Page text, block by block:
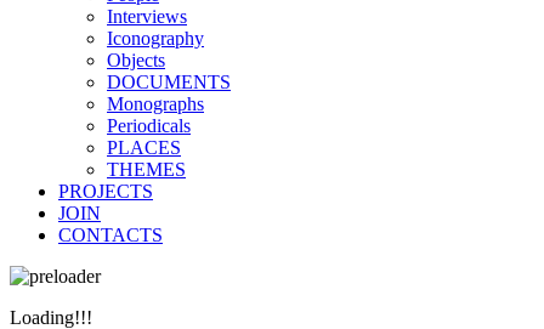
Interviews
Iconography
Objects
DOCUMENTS
Monographs
Periodicals
PLACES
THEMES
PROJECTS
JOIN
CONTACTS
Loading!!!